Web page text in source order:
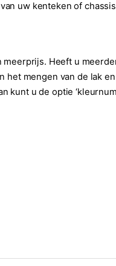
uw kenteken of
Heeft u
het mengen van de lak
kunt u de optie